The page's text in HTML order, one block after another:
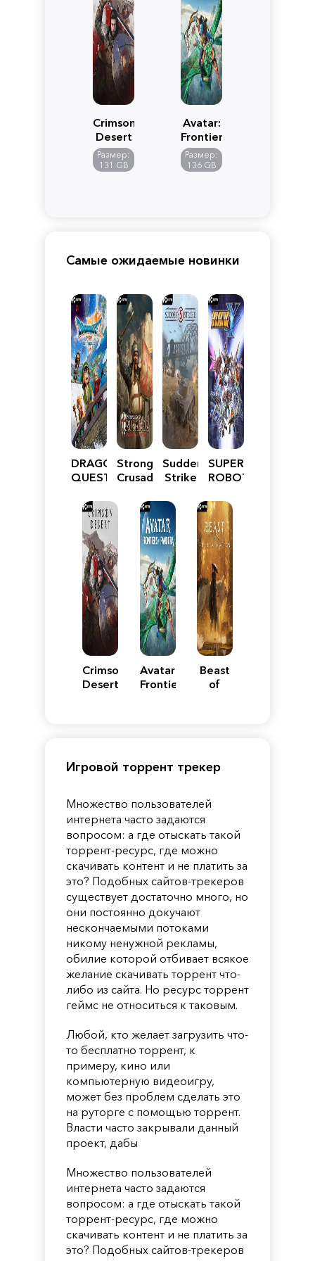
Crimson
Desert
Размер:
131 GB
Avatar:
Frontiers
of
Pandora
Размер:
136 GB
Самые ожидаемые новинки
DRAGON
QUEST
Reimagined
Stronghold
Crusader:
Edition
Sudden
Strike
SUPER
ROBOT
Y
Crimson
Desert
Avatar:
Frontiers
Beast
of
Игровой торрент трекер
Множество пользователей
интернета часто задаются
вопросом: а где отыскать такой
торрент-ресурс, где можно
скачивать контент и не платить за
это? Подобных сайтов-трекеров
существует достаточно много, но
они постоянно докучают
нескончаемыми потоками
никому ненужной рекламы,
обилие которой отбивает всякое
желание скачивать торрент что-
либо из сайта. Но ресурс торрент
геймс не относиться к таковым.
Любой, кто желает загрузить что-
то бесплатно торрент, к
примеру, кино или
компьютерную видеоигру,
может без проблем сделать это
на руторге с помощью торрент.
Власти часто закрывали данный
проект, дабы
Множество пользователей
интернета часто задаются
вопросом: а где отыскать такой
торрент-ресурс, где можно
скачивать контент и не платить за
это? Подобных сайтов-трекеров